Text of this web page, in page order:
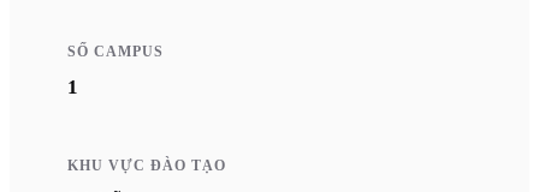
SỐ CAMPUS
1
KHU VỰC ĐÀO TẠO